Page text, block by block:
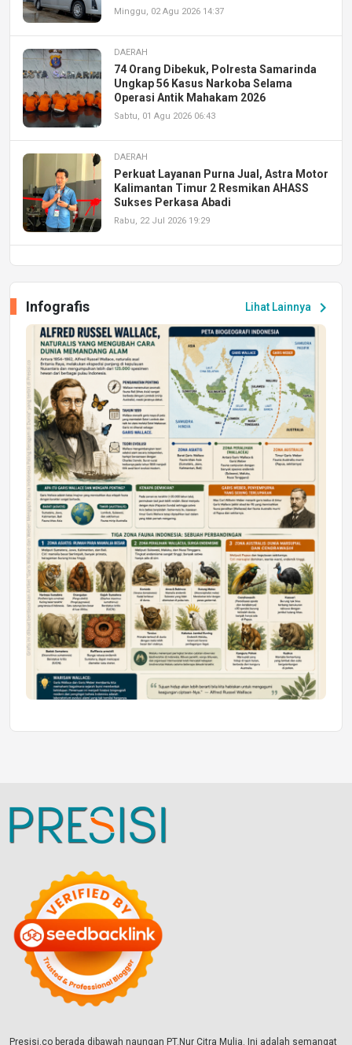
Minggu, 02 Agu 2026 14:37
DAERAH
74 Orang Dibekuk, Polresta Samarinda
Ungkap 56 Kasus Narkoba Selama
Operasi Antik Mahakam 2026
Sabtu, 01 Agu 2026 06:43
DAERAH
Perkuat Layanan Purna Jual, Astra Motor
Kalimantan Timur 2 Resmikan AHASS
Sukses Perkasa Abadi
Rabu, 22 Jul 2026 19:29
Peluang Kerja dan Magang
Jumat, 17 Jul 2026 22:30
DAERAH
Astra Motor Kalimantan Timur 2 Dukung
Mahasiswa Samarinda dalam Astra
Honda SDGs Future Leaders 2026
Jumat, 10 Jul 2026 19:01
Lihat Lainnya chevron_right
Infografis
Presisi.co berada dibawah naungan PT.Nur Citra Mulia. Ini adalah semangat